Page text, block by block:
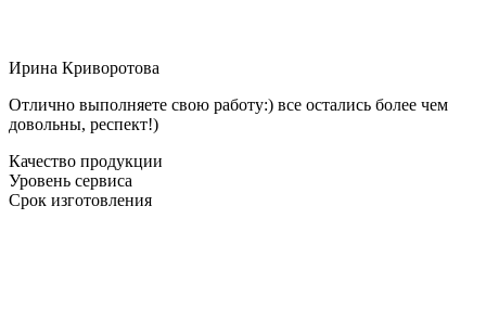
Ирина Криворотова
Отлично выполняете свою работу:) все остались более чем
довольны, респект!)
Качество продукции
Уровень сервиса
Срок изготовления